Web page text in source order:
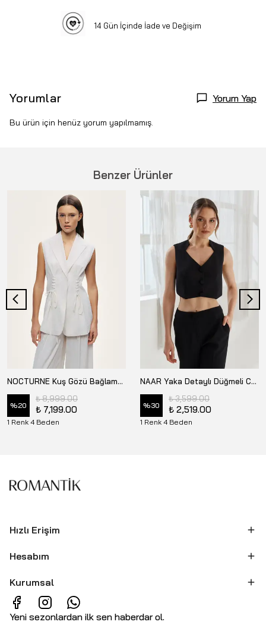
14 Gün İçinde İade ve Değişim
Yorumlar Yorum Yap
Bu ürün için henüz yorum yapılmamış.
Benzer Ürünler
NOCTURNE Kuş Gözü Bağlama Detaylı Yelek N26YN7089
%20
₺ 8,999.00
₺ 7,199.00
1 Renk 4 Beden
NAAR Yaka Detaylı Düğmeli Crop Yelek 32700
%30
₺ 3,599.00
₺ 2,519.00
1 Renk 4 Beden
Hızlı Erişim
Hesabım
Kurumsal
Yeni sezonlardan ilk sen haberdar ol.